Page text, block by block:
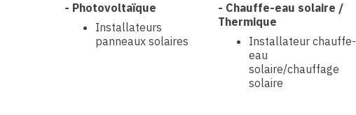
- Photovoltaïque
Installateurs
panneaux solaires
- Chauffe-eau solaire /
Thermique
Installateur chauffe-
eau
solaire/chauffage
solaire